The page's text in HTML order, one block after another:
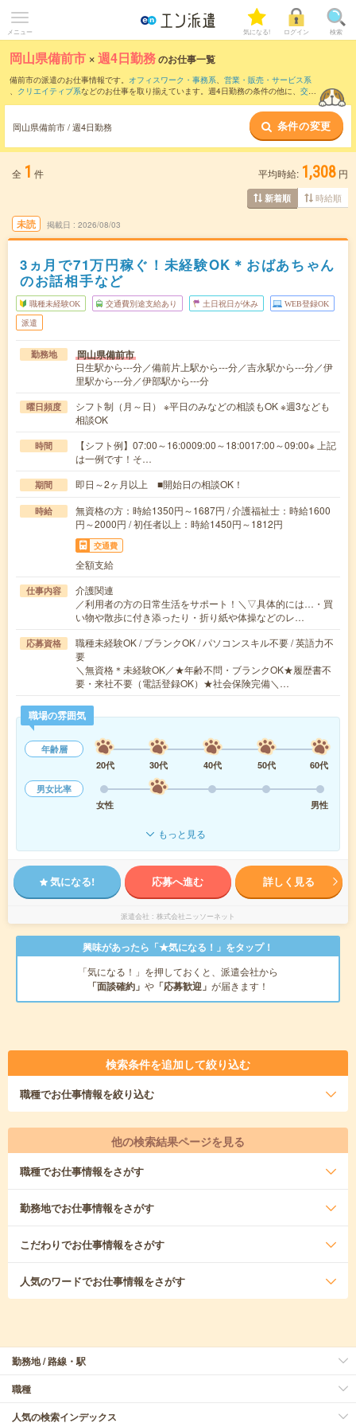
メニュー 気になる! ログイン 検索
岡山県備前市 ×週4日勤務のお仕事一覧
備前市の派遣のお仕事情報です。 オフィスワーク・事務系、 営業・販売・サービス系
、 クリエイティブ系などのお仕事を取り揃えています。週4日勤務の条件の他に、 交通
岡山県備前市 / 週4日勤務 条件の変更
全 1 件 平均時給: 1,308 円
新着順 時給順
未読 掲載日 2026/08/03
3ヵ月で71万円稼ぐ！未経験OK＊おばあちゃん
のお話相手など
職種未経験OK 交通費別途支給あり 土日祝日が休み WEB登録OK
派遣
勤務地 岡山県備前市
日生駅から---分／備前片上駅から---分／吉永駅から---分／伊
里駅から---分／伊部駅から---分
曜日頻度
シフト制（月～日） ※平日のみなどの相談もOK ※週3なども
相談OK
時間
【シフト例】07:00～16:0009:00～18:0017:00～09:00※ 上記
は一例です！そ…
期間 即日～2ヶ月以上 ■開始日の相談OK！
時給
無資格の方：時給1350円～1687円 / 介護福祉士：時給1600
円～2000円 / 初任者以上：時給1450円～1812円
交通費
全額支給
仕事内容
介護関連
／利用者の方の日常生活をサポート！＼▽具体的には…・買
い物や散歩に付き添ったり・折り紙や体操などのレ…
応募資格
職種未経験OK / ブランクOK / パソコンスキル不要 / 英語力不
要
＼無資格＊未経験OK／★年齢不問・ブランクOK★履歴書不
要・来社不要（電話登録OK）★社会保険完備＼…
職場の雰囲気
年齢層
20代
30代 40代 50代
60代
男女比率
女性
男性
もっと見る
気になる! 応募へ進む 詳しく見る
派遣会社 株式会社ニッソーネット
興味があったら「★気になる！」をタップ！
「気になる！」を押しておくと、派遣会社から
「面談確約」 や 「応募歓迎」 が届きます！
検索条件を追加して絞り込む
職種でお仕事情報を絞り込む
他の検索結果ページを見る
職種でお仕事情報をさがす
勤務地でお仕事情報をさがす
こだわりでお仕事情報をさがす
人気のワードでお仕事情報をさがす
勤務地 / 路線・駅
職種
人気の検索インデックス